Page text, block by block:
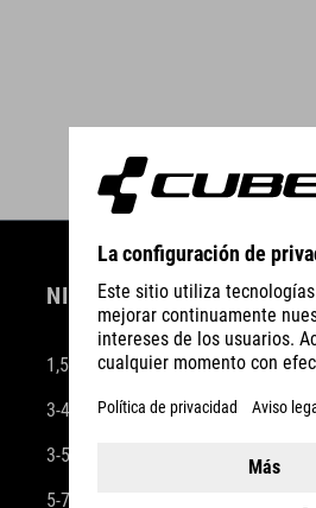
NIÑOS
1,5-3 AÑOS
3-4 AÑOS
3-5 AÑOS
5-7 AÑOS